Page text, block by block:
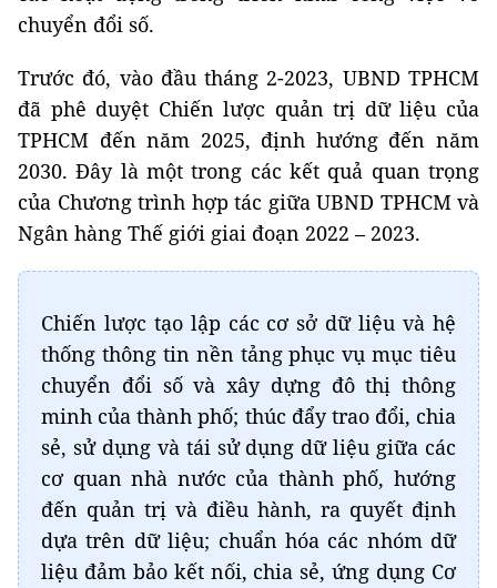
chuyển đổi số.
Trước đó, vào đầu tháng 2-2023, UBND TPHCM
đã phê duyệt Chiến lược quản trị dữ liệu của
TPHCM đến năm 2025, định hướng đến năm
2030. Đây là một trong các kết quả quan trọng
của Chương trình hợp tác giữa UBND TPHCM và
Ngân hàng Thế giới giai đoạn 2022 – 2023.
Chiến lược tạo lập các cơ sở dữ liệu và hệ
thống thông tin nền tảng phục vụ mục tiêu
chuyển đổi số và xây dựng đô thị thông
minh của thành phố; thúc đẩy trao đổi, chia
sẻ, sử dụng và tái sử dụng dữ liệu giữa các
cơ quan nhà nước của thành phố, hướng
đến quản trị và điều hành, ra quyết định
dựa trên dữ liệu; chuẩn hóa các nhóm dữ
liệu đảm bảo kết nối, chia sẻ, ứng dụng Cơ